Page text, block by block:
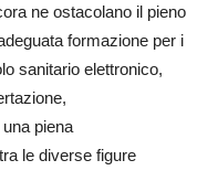
ne ostacolano il pieno
formazione per i
sanitario elettronico,
piena
le diverse figure